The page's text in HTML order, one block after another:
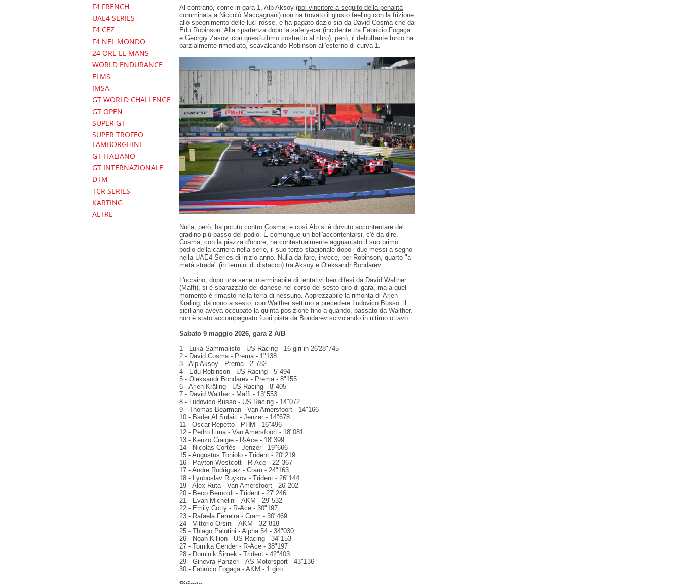
F4 FRENCH
UAE4 SERIES
F4 CEZ
F4 NEL MONDO
24 ORE LE MANS
WORLD ENDURANCE
ELMS
IMSA
GT WORLD CHALLENGE
GT OPEN
SUPER GT
SUPER TROFEO
LAMBORGHINI
GT ITALIANO
GT INTERNAZIONALE
DTM
TCR SERIES
KARTING
ALTRE
Al contrario, come in gara 1, Alp Aksoy (poi vincitore a seguito della penalità
comminata a Niccolò Maccagnani) non ha trovato il giusto feeling con la frizione
allo spegnimento delle luci rosse, e ha pagato dazio sia da David Cosma che da
Edu Robinson. Alla ripartenza dopo la safety-car (incidente tra Fabrício Fogaça
e Georgiy Zasov, con quest'ultimo costretto al ritiro), però, il debuttante turco ha
parzialmente rimediato, scavalcando Robinson all'esterno di curva 1.
Nulla, però, ha potuto contro Cosma, e così Alp si è dovuto accontentare del
gradino più basso del podio. È comunque un bell'accontentarsi, c'è da dire.
Cosma, con la piazza d'onore, ha contestualmente agguantato il suo primo
podio della carriera nella serie, il suo terzo stagionale dopo i due messi a segno
nella UAE4 Series di inizio anno. Nulla da fare, invece, per Robinson, quarto "a
metà strada" (in termini di distacco) tra Aksoy e Oleksandr Bondarev.
L'ucraino, dopo una serie interminabile di tentativi ben difesi da David Walther
(Maffi), si è sbarazzato del danese nel corso del sesto giro di gara, ma a quel
momento è rimasto nella terra di nessuno. Apprezzabile la rimonta di Arjen
Kräling, da nono a sesto, con Walther settimo a precedere Ludovico Busso: il
siciliano aveva occupato la quinta posizione fino a quando, passato da Walther,
non è stato accompagnato fuori pista da Bondarev scivolando in ultimo ottavo.
Sabato 9 maggio 2026, gara 2 A/B
1 - Luka Sammalisto - US Racing - 16 giri in 26'28"745
2 - David Cosma - Prema - 1"138
3 - Alp Aksoy - Prema - 2"782
4 - Edu Robinson - US Racing - 5"494
5 - Oleksandr Bondarev - Prema - 8"155
6 - Arjen Kräling - US Racing - 8"405
7 - David Walther - Maffi - 13"553
8 - Ludovico Busso - US Racing - 14"072
9 - Thomas Bearman - Van Amersfoort - 14"166
10 - Bader Al Sulaiti - Jenzer - 14"678
11 - Oscar Repetto - PHM - 16"496
12 - Pedro Lima - Van Amersfoort - 18"081
13 - Kenzo Craigie - R-Ace - 18"399
14 - Nicolás Cortés - Jenzer - 19"666
15 - Augustus Toniolo - Trident - 20"219
16 - Payton Westcott - R-Ace - 22"367
17 - Andre Rodriguez - Cram - 24"163
18 - Lyuboslav Ruykov - Trident - 26"144
19 - Alex Ruta - Van Amersfoort - 26"202
20 - Beco Bernoldi - Trident - 27"246
21 - Evan Michelini - AKM - 29"532
22 - Emily Cotty - R-Ace - 30"197
23 - Rafaela Ferreira - Cram - 30"469
24 - Vittorio Orsini - AKM - 32"818
25 - Thiago Palotini - Alpha 54 - 34"030
26 - Noah Killion - US Racing - 34"153
27 - Tomika Gender - R-Ace - 38"197
28 - Dominik Šimek - Trident - 42"403
29 - Ginevra Panzeri - AS Motorsport - 43"136
30 - Fabrício Fogaça - AKM - 1 giro